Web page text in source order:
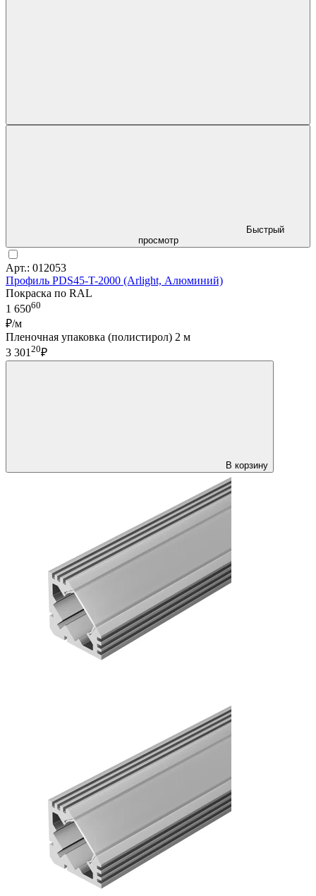
Быстрый
просмотр
Арт.: 012053
Профиль PDS45-T-2000 (Arlight, Алюминий)
Покраска по RAL
1 65060
₽/м
Пленочная упаковка (полистирол) 2 м
3 30120₽
В корзину